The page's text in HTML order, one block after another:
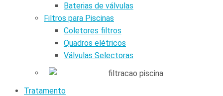
Baterias de válvulas
Filtros para Piscinas
Coletores filtros
Quadros elétricos
Válvulas Selectoras
Tratamento